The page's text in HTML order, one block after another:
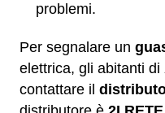
problemi.
Per segnalare un
elettrica, gli abitanti di
contattare il